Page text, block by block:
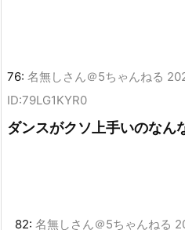
76: 名無しさん＠5ちゃんねる
ID:79LG1KYR0
ダンスがクソ上手いのなん
82: 名無しさん＠5ちゃんねる